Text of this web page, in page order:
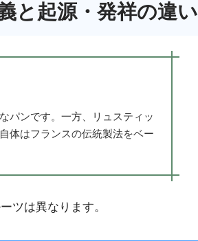
と起源・発祥の違い
パンです。一方、リュスティッ
体はフランスの伝統製法をベー
ツは異なります。